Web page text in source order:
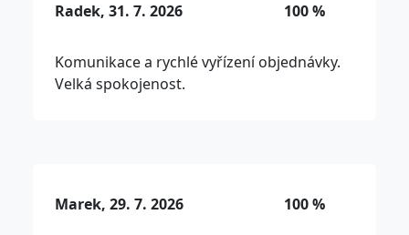
Radek, 31. 7. 2026 100 %
Komunikace a rychlé vyřízení objednávky.
Velká spokojenost.
Marek, 29. 7. 2026 100 %